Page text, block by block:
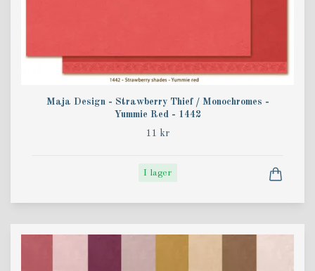
Maja Design - Strawberry Thief / Monochromes -
Yummie Red - 1442
11 kr
I lager